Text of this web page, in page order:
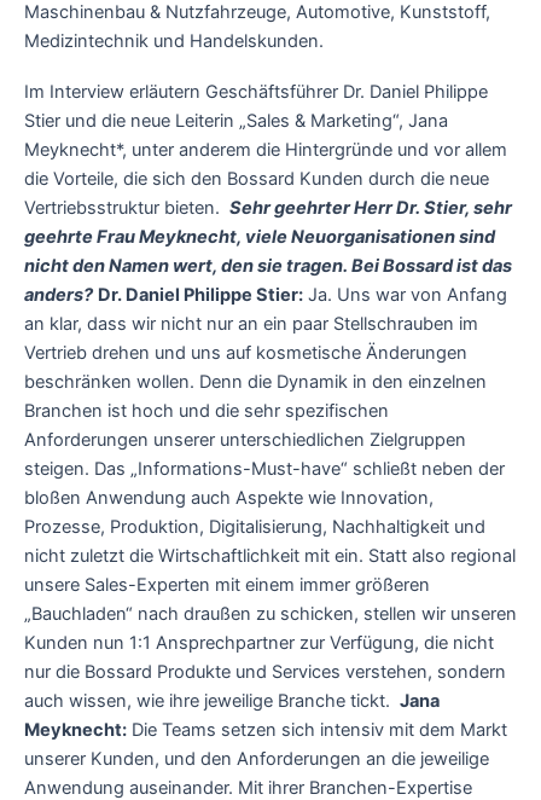
Maschinenbau & Nutzfahrzeuge, Automotive, Kunststoff,
Medizintechnik und Handelskunden.
Im Interview erläutern Geschäftsführer Dr. Daniel Philippe
Stier und die neue Leiterin „Sales & Marketing“, Jana
Meyknecht*, unter anderem die Hintergründe und vor allem
die Vorteile, die sich den Bossard Kunden durch die neue
Vertriebsstruktur bieten. Sehr geehrter Herr Dr. Stier, sehr
geehrte Frau Meyknecht, viele Neuorganisationen sind
nicht den Namen wert, den sie tragen. Bei Bossard ist das
anders? Dr. Daniel Philippe Stier: Ja. Uns war von Anfang
an klar, dass wir nicht nur an ein paar Stellschrauben im
Vertrieb drehen und uns auf kosmetische Änderungen
beschränken wollen. Denn die Dynamik in den einzelnen
Branchen ist hoch und die sehr spezifischen
Anforderungen unserer unterschiedlichen Zielgruppen
steigen. Das „Informations-Must-have“ schließt neben der
bloßen Anwendung auch Aspekte wie Innovation,
Prozesse, Produktion, Digitalisierung, Nachhaltigkeit und
nicht zuletzt die Wirtschaftlichkeit mit ein. Statt also regional
unsere Sales-Experten mit einem immer größeren
„Bauchladen“ nach draußen zu schicken, stellen wir unseren
Kunden nun 1:1 Ansprechpartner zur Verfügung, die nicht
nur die Bossard Produkte und Services verstehen, sondern
auch wissen, wie ihre jeweilige Branche tickt. Jana
Meyknecht: Die Teams setzen sich intensiv mit dem Markt
unserer Kunden, und den Anforderungen an die jeweilige
Anwendung auseinander. Mit ihrer Branchen-Expertise